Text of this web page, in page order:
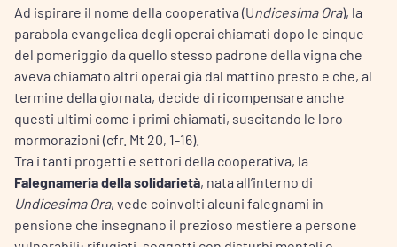
Ad ispirare il nome della cooperativa (Undicesima Ora), la
parabola evangelica degli operai chiamati dopo le cinque
del pomeriggio da quello stesso padrone della vigna che
aveva chiamato altri operai già dal mattino presto e che, al
termine della giornata, decide di ricompensare anche
questi ultimi come i primi chiamati, suscitando le loro
mormorazioni (cfr. Mt 20, 1-16).
Tra i tanti progetti e settori della cooperativa, la
Falegnameria della solidarietà, nata all’interno di
Undicesima Ora, vede coinvolti alcuni falegnami in
pensione che insegnano il prezioso mestiere a persone